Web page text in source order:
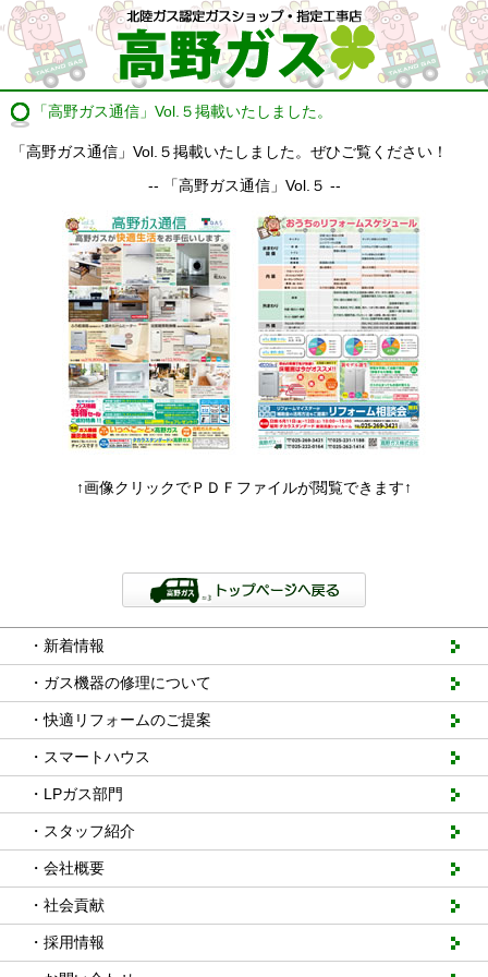
「高野ガス通信」Vol.５掲載いたしました。
「高野ガス通信」Vol.５掲載いたしました。ぜひご覧ください！
-- 「高野ガス通信」Vol.５ --
↑画像クリックでＰＤＦファイルが閲覧できます↑
・新着情報
・ガス機器の修理について
・快適リフォームのご提案
・スマートハウス
・LPガス部門
・スタッフ紹介
・会社概要
・社会貢献
・採用情報